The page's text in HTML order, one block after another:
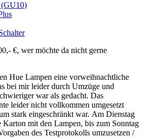
(GU10)
€, wer möchte da nicht gerne
Hue Lampen eine vorweihnachtliche
bei mir leider durch Umzüge und
war als gedacht. Das
leider nicht vollkommen umgesetzt
stark eingeschränkt war. Am Dienstag
Karton mit den Lampen, bis zum Sonntag
des Testprotokolls umzusetzen /